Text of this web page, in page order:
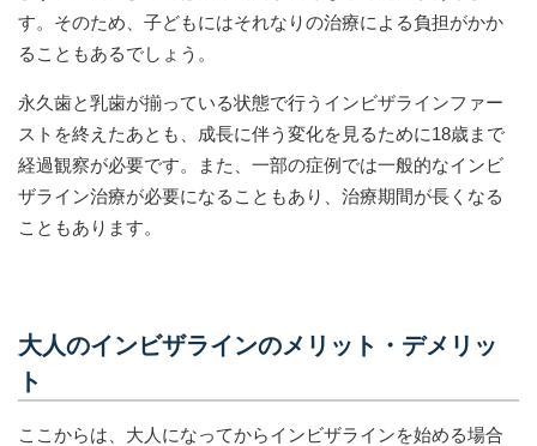
す。そのため、子どもにはそれなりの治療による負担がかか
ることもあるでしょう。
永久歯と乳歯が揃っている状態で行うインビザラインファー
ストを終えたあとも、成長に伴う変化を見るために18歳まで
経過観察が必要です。また、一部の症例では一般的なインビ
ザライン治療が必要になることもあり、治療期間が長くなる
こともあります。
大人のインビザラインのメリット・デメリッ
ト
ここからは、大人になってからインビザラインを始める場合